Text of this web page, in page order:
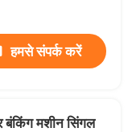
हमसे संपर्क करें
बंकिंग मशीन सिंगल